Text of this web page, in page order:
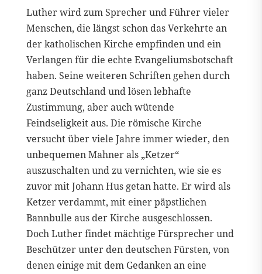
Luther wird zum Sprecher und Führer vieler
Menschen, die längst schon das Verkehrte an
der katholischen Kirche empfinden und ein
Verlangen für die echte Evangeliumsbotschaft
haben. Seine weiteren Schriften gehen durch
ganz Deutschland und lösen lebhafte
Zustimmung, aber auch wütende
Feindseligkeit aus. Die römische Kirche
versucht über viele Jahre immer wieder, den
unbequemen Mahner als „Ketzer“
auszuschalten und zu vernichten, wie sie es
zuvor mit Johann Hus getan hatte. Er wird als
Ketzer verdammt, mit einer päpstlichen
Bannbulle aus der Kirche ausgeschlossen.
Doch Luther findet mächtige Fürsprecher und
Beschützer unter den deutschen Fürsten, von
denen einige mit dem Gedanken an eine